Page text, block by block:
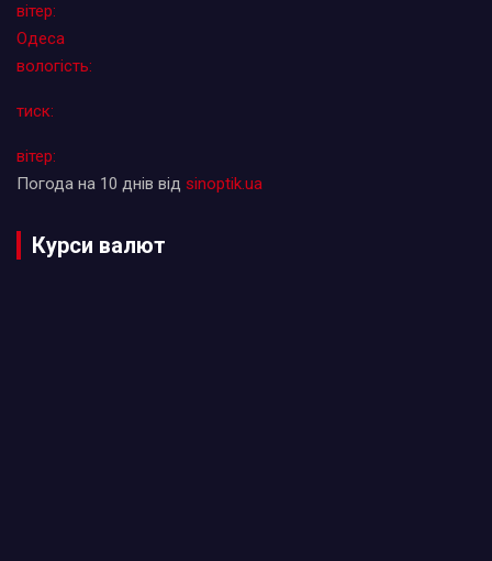
вітер:
Одеса
вологість:
тиск:
вітер:
Погода на 10 днів від sinoptik.ua
Курси валют